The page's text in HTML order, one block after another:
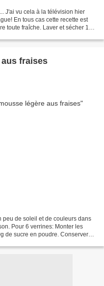
J'ai vu cela à la télévision hier
En tous cas cette recette est
toute fraîche. Laver et sécher 1
fraises
peu de soleil et de couleurs dans
Pour 6 verrines: Monter les
de sucre en poudre. Conserver